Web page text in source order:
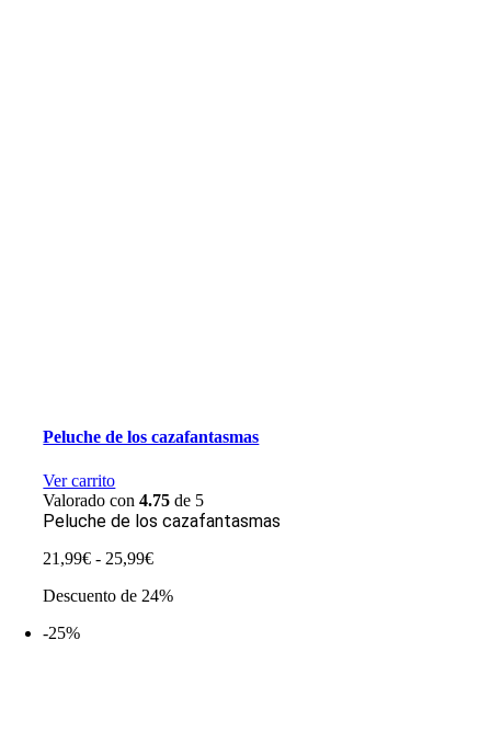
Peluche de los cazafantasmas
Ver carrito
Valorado con4.75 de 5
Peluche de los cazafantasmas
21,99€ - 25,99€Rango
precios:
Descuento de 24%
-25%